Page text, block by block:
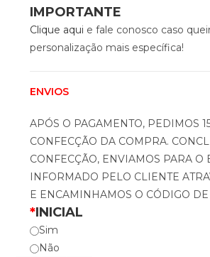
IMPORTANTE
Clique aqui e fale conosco caso
personalização mais específica!
ENVIOS
APÓS O PAGAMENTO, PEDIMOS
CONFECÇÃO DA COMPRA.
CONFECÇÃO, ENVIAMOS PARA O
INFORMADO PELO CLIENTE
E ENCAMINHAMOS O CÓDIGO DE
*INICIAL
Sim
Não